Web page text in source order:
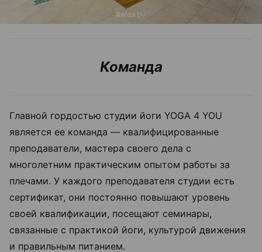
Команда
Главной гордостью студии йоги YOGA 4 YOU
является ее команда — квалифицированные
преподаватели, мастера своего дела с
многолетним практическим опытом работы за
плечами. У каждого преподавателя студии есть
сертификат, они постоянно повышают уровень
своей квалификации, посещают семинары,
связанные с практикой йоги, культурой движения
и правильным питанием.